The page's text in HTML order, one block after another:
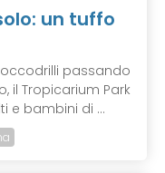
un tuffo
passando
il Tropicarium Park
e bambini di ...